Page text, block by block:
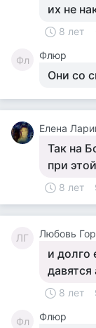
их не
8 лет
Фл Флюр
Они со
Елена
Так на
при
8 лет
ЛГ Любовь
и долго
давятся
8 лет
Фл Флюр